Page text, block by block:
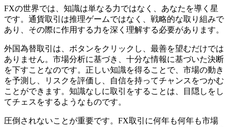
FXの世界では、知識は単なる力ではなく、あなたを導く星
です。通貨取引は推理ゲームではなく、戦略的な取り組みで
あり、その際に作用する力を深く理解する必要があります。
外国為替取引は、ボタンをクリックし、最善を望むだけでは
ありません。市場分析に基づき、十分な情報に基づいた決断
を下すことなのです。正しい知識を得ることで、市場の動き
を予測し、リスクを評価し、自信を持ってチャンスをつかむ
ことができます。知識なしに取引をすることは、目隠しをし
てチェスをするようなものです。
圧倒されないことが重要です。FX取引に何年も何年も市場